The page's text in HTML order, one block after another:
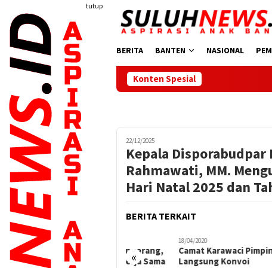
konten
tutup
BERITA BANTEN NASIONAL
Konten Spesial
22/12/2025
Kepala Disporabudpar
Rahmawati, MM.
Hari Natal 2025 dan
BERITA TERKAIT
«
27/02/2020
27 Tahun Kota Tangerang,
Bersama Kita Bekerja Sama
Camat Karawaci Pimpin
Langsung Konvoi